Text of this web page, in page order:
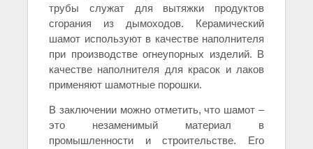
трубы служат для вытяжки продуктов
сгорания из дымоходов. Керамический
шамот используют в качестве наполнителя
при производстве огнеупорных изделий. В
качестве наполнителя для красок и лаков
применяют шамотные порошки.
В заключении можно отметить, что шамот –
это незаменимый материал в
промышленности и строительстве. Его